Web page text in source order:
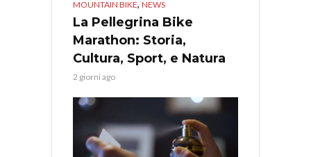
MOUNTAIN BIKE, NEWS
La Pellegrina Bike
Marathon: Storia,
Cultura, Sport, e Natura
2 giorni ago